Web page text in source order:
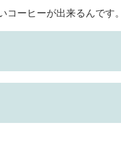
ーヒーが出来るんです。